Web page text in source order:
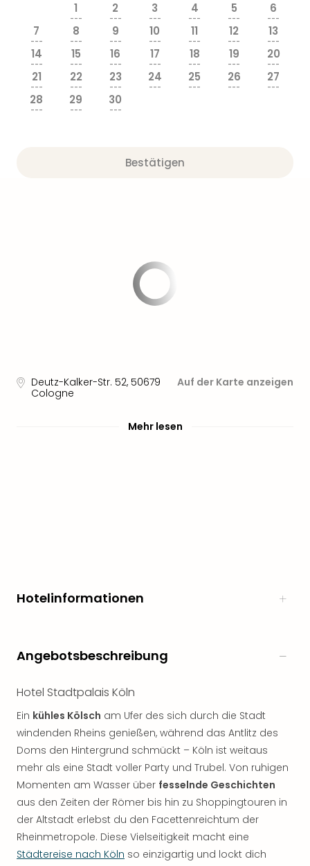
1
---
2
---
3
---
4
---
5
---
6
---
7
---
8
---
9
---
10
---
11
---
12
---
13
---
14
---
15
---
16
---
17
---
18
---
19
---
20
---
21
---
22
---
23
---
24
---
25
---
26
---
27
---
28
---
29
---
30
---
Bestätigen
Deutz-Kalker-Str. 52, 50679
Cologne
Auf der Karte anzeigen
Mehr lesen
Hotelinformationen
Angebotsbeschreibung
Hotel Stadtpalais Köln
Ein kühles Kölsch am Ufer des sich durch die Stadt
windenden Rheins genießen, während das Antlitz des
Doms den Hintergrund schmückt – Köln ist weitaus
mehr als eine Stadt voller Party und Trubel. Von ruhigen
Momenten am Wasser über fesselnde Geschichten
aus den Zeiten der Römer bis hin zu Shoppingtouren in
der Altstadt erlebst du den Facettenreichtum der
Rheinmetropole. Diese Vielseitigkeit macht eine
Städtereise nach Köln so einzigartig und lockt dich